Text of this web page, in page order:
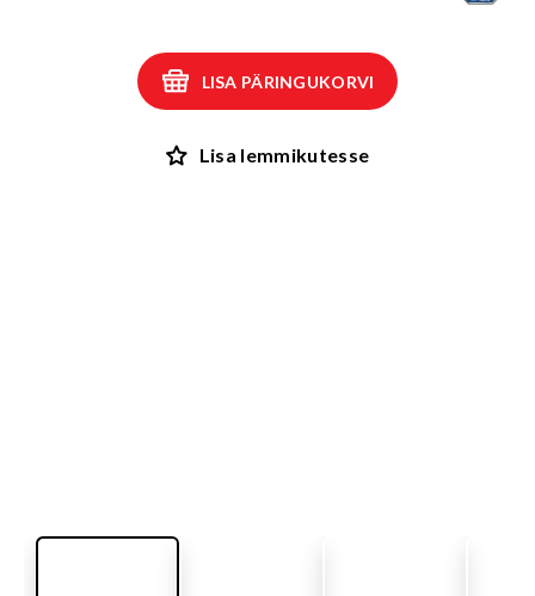
LISA PÄRINGUKORVI
Lisa lemmikutesse